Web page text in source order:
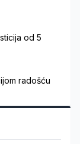
od 5
radošću